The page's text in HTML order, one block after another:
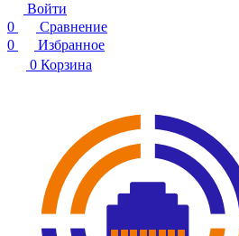
Войти
0
Сравнение
0
Избранное
0 Корзина